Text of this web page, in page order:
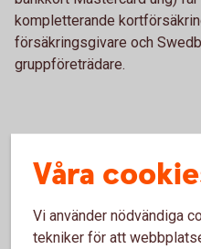
kompletterande
försäkringsgivare och
gruppföreträdare.
Våra
Vi använder nödvändiga
tekniker för att